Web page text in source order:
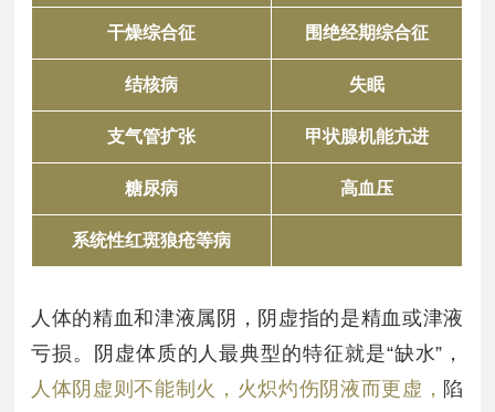
干燥综合征 围绝经期综合征
结核病 失眠
支气管扩张 甲状腺机能亢进
糖尿病 高血压
系统性红斑狼疮等病
人体的精血和津液属阴，阴虚指的是精血或津液
亏损。阴虚体质的人最典型的特征就是“缺水”，
人体阴虚则不能制火，火炽灼伤阴液而更虚， 陷